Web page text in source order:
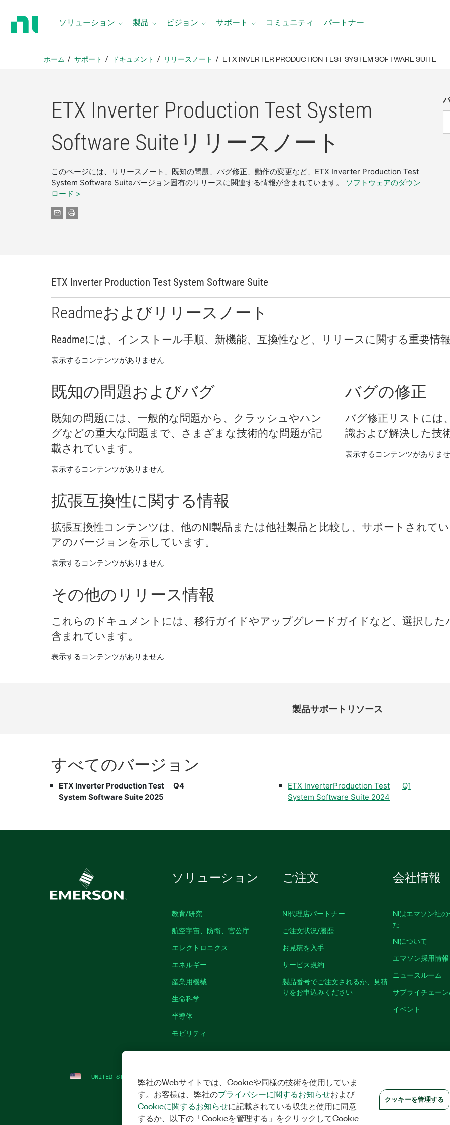
ソリューション 製品 ビジョン サポート コミュニティ パートナー
ホーム サポート ドキュメント リリースノート ETX INVERTER PRODUCTION TEST SYSTEM SOFTWARE SUITE
ETX Inverter Production Test System
Software Suite リリース ノート
このページには、リリースノート、既知の問題、バグ修正、動作の変更など、ETX Inverter Production Test
System Software Suiteバージョン固有のリリースに関連する情報が含まれています。
ソフトウェアのダウン
ロード >
ETX Inverter Production Test System Software Suite
Readmeおよびリリース ノート
Readmeに は、 インストール手順、 新機能、 互換性など、 リリース に関する重要情
表示するコンテンツがありません
既知の問題およびバグ
既知の問題に は、 一般的な問題から、 クラッシュ やハン
グなどの重大な問題 まで、 さまざま な技術的な問題が記
載さ れてい ます。
表示するコンテンツがありません
バグの修正
バグ修正 リスト に は
識および解決した技
表示するコンテンツがありま
拡張互換性に関する情報
拡張互換性コンテンツは、 他のNI製品 または他社製品と 比較 し、 サポート さ れて
アのバージョン を示し てい ます。
表示するコンテンツがありません
その他の リリース情報
これらの ドキュメント に は、 移行ガイドやアップグレード ガイドなど、 選択 した
含 まれてい ます。
表示するコンテンツがありません
製品​サポート​リソース
すべてのバージョン
ETX Inverter Production Test
System Software Suite 2025
Q4
ETX InverterProduction Test
System Software Suite 2024
Q1
ソリューション
教育/研究
航空宇宙、防衛、官公庁
エレクトロニクス
エネルギー
産業用機械
生命科学
半導体
モビリティ
ご注文
NI代理店パートナー
ご注文状況/履歴
お見積を入手
サービス規約
製品番号でご注文されるか、見積
りをお申込みください
会社情報
NIはエマソン社
た
NIについて
エマソン採用情報
ニュースルーム
サプライチェー
イベント
UNITED STATES 法令関連情報
弊社のWebサイトでは、Cookieや同様の技術を使用していま
す。お客様は、弊社のプライバシーに関するお知らせおよび
Cookieに関するお知らせに記載されている収集と使用に同意
するか、以下の「Cookieを管理する」をクリックしてCookie
クッキーを管理する